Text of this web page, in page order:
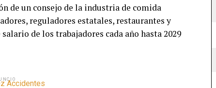
de un consejo de la industria de comida
reguladores estatales, restaurantes y
de los trabajadores cada año hasta 2029